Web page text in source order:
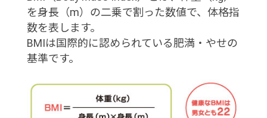
を身長（m）の二乗で割った数値で、体格指
数を表します。
BMIは国際的に認められている肥満・やせの
基準です。